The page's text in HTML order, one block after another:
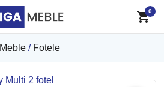
Meble/ Fotele
0